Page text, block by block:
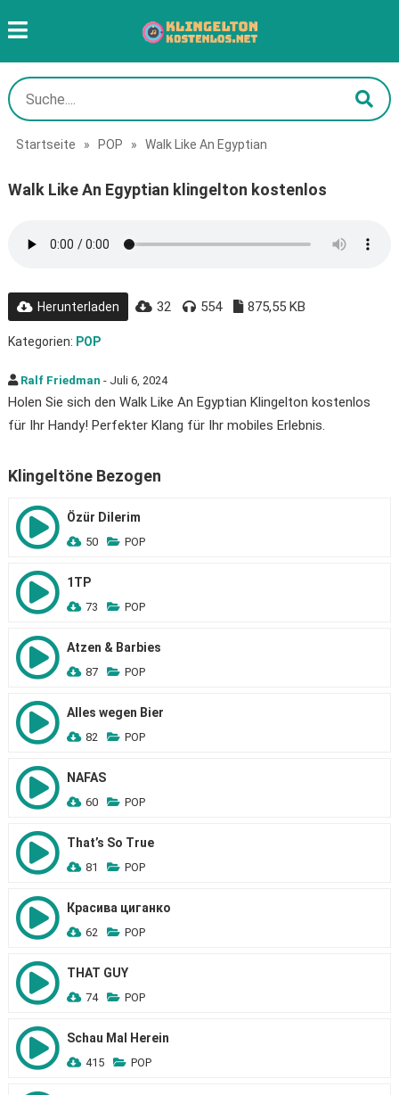
Startseite » POP » Walk Like An Egyptian
Walk Like An Egyptian klingelton kostenlos
Herunterladen 32 554 875,55 KB
Kategorien: POP
Ralf Friedman - Juli 6, 2024
Holen Sie sich den Walk Like An Egyptian Klingelton kostenlos
für Ihr Handy! Perfekter Klang für Ihr mobiles Erlebnis.
Klingeltöne Bezogen
Özür Dilerim
50 POP
1TP
73 POP
Atzen & Barbies
87 POP
Alles wegen Bier
82 POP
NAFAS
60 POP
That’s So True
81 POP
Красива циганко
62 POP
THAT GUY
74 POP
Schau Mal Herein
415 POP